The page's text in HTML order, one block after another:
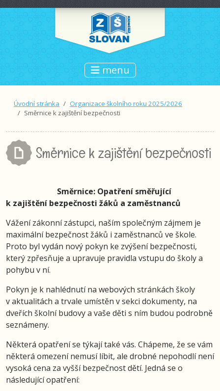
menu
Úvodní stránka
Organizace školního roku 2025/2026
Směrnice k zajištění bezpečnosti
Směrnice k zajištění bezpečnosti
Směrnice: Opatření směřující
k zajištění bezpečnosti žáků a zaměstnanců
Vážení zákonní zástupci, naším společným zájmem je
maximální bezpečnost žáků i zaměstnanců ve škole.
Proto byl vydán nový pokyn ke zvýšení bezpečnosti,
který zpřesňuje a upravuje pravidla vstupu do školy a
pohybu v ní.
Pokyn je k nahlédnutí na webových stránkách školy
v aktualitách a trvale umístěn v sekci dokumenty, na
dveřích školní budovy a vaše děti s ním budou podrobně
seznámeny.
Některá opatření se týkají také vás. Chápeme, že se vám
některá omezení nemusí líbit, ale drobné nepohodlí není
vysoká cena za vyšší bezpečnost dětí. Jedná se o
následující opatření: